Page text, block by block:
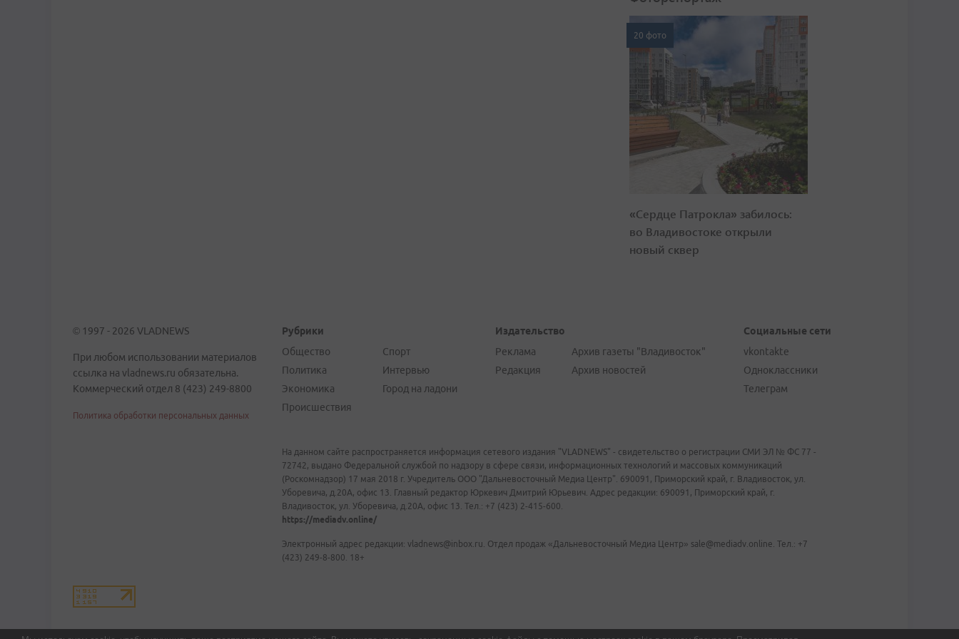
20 фото
«Сердце Патрокла» забилось:
во Владивостоке открыли
новый сквер
© 1997 - 2026 VLADNEWS
При любом использовании материалов
ссылка на vladnews.ru обязательна.
Коммерческий отдел 8 (423) 249-8800
Политика обработки персональных данных
Рубрики
Общество
Политика
Экономика
Происшествия
Спорт
Интервью
Город на ладони
Издательство
Реклама
Редакция
Архив газеты "Владивосток"
Архив новостей
Социальные сети
vkontakte
Одноклассники
Телеграм
На данном сайте распространяется информация сетевого издания "VLADNEWS" - свидетельство о регистрации СМИ ЭЛ № ФС 77 -
72742, выдано Федеральной службой по надзору в сфере связи, информационных технологий и массовых коммуникаций
(Роскомнадзор) 17 мая 2018 г. Учредитель ООО "Дальневосточный Медиа Центр". 690091, Приморский край, г. Владивосток, ул.
Уборевича, д.20А, офис 13. Главный редактор Юркевич Дмитрий Юрьевич. Адрес редакции: 690091, Приморский край, г.
Владивосток, ул. Уборевича, д.20А, офис 13. Тел.: +7 (423) 2-415-600.
https://mediadv.online/
Электронный адрес редакции: vladnews@inbox.ru. Отдел продаж «Дальневосточный Медиа Центр» sale@mediadv.online. Тел.: +7
(423) 249-8-800. 18+